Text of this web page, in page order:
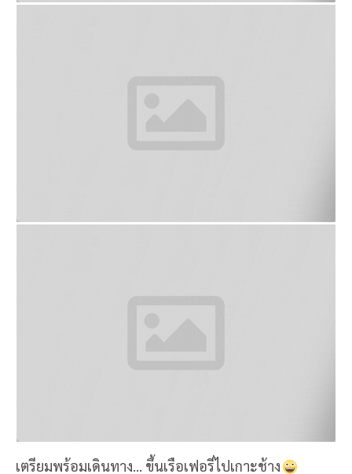
เตรียมพร้อมเดินทาง... ขึ้นเรือเฟอรี่ไปเกาะช้าง